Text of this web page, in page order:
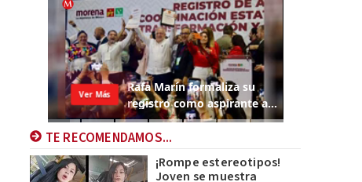
TE RECOMENDAMOS...
¡Rompe estereotipos!
Joven se muestra